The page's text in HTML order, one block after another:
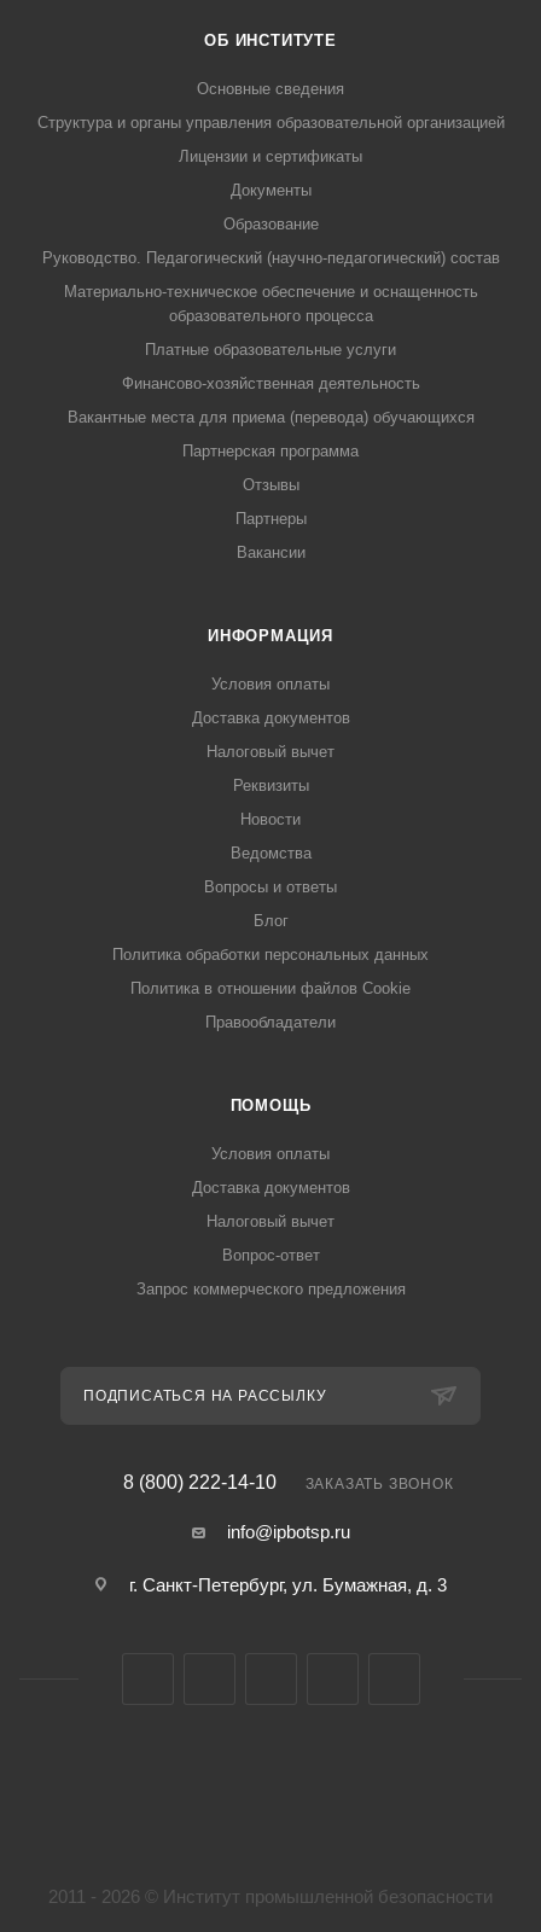
ОБ ИНСТИТУТЕ
Основные сведения
Структура и органы управления образовательной организацией
Лицензии и сертификаты
Документы
Образование
Руководство. Педагогический (научно-педагогический) состав
Материально-техническое обеспечение и оснащенность
образовательного процесса
Платные образовательные услуги
Финансово-хозяйственная деятельность
Вакантные места для приема (перевода) обучающихся
Партнерская программа
Отзывы
Партнеры
Вакансии
ИНФОРМАЦИЯ
Условия оплаты
Доставка документов
Налоговый вычет
Реквизиты
Новости
Ведомства
Вопросы и ответы
Блог
Политика обработки персональных данных
Политика в отношении файлов Cookie
Правообладатели
ПОМОЩЬ
Условия оплаты
Доставка документов
Налоговый вычет
Вопрос-ответ
Запрос коммерческого предложения
ПОДПИСАТЬСЯ НА РАССЫЛКУ
8 (800) 222-14-10 ЗАКАЗАТЬ ЗВОНОК
info@ipbotsp.ru
г. Санкт-Петербург, ул. Бумажная, д. 3
2011 - 2026 © Институт промышленной безопасности